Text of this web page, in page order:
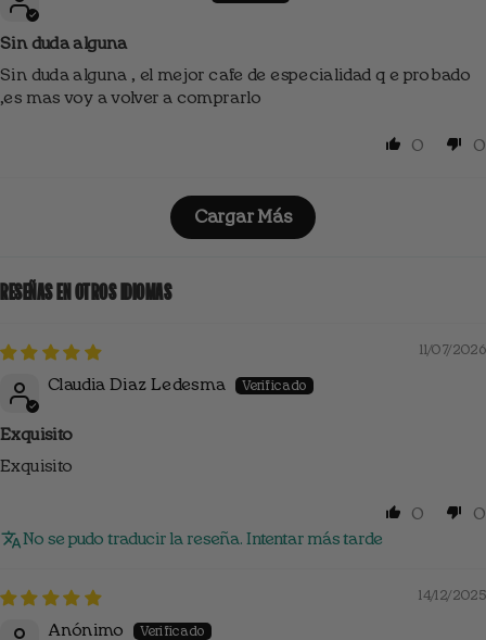
Sin duda alguna
Sin duda alguna , el mejor cafe de especialidad q e probado
,es mas voy a volver a comprarlo
0 0
Cargar Más
RESEÑAS EN OTROS IDIOMAS
11/07/2026
Claudia Diaz Ledesma
Exquisito
Exquisito
0
0
No se pudo traducir la reseña. Intentar más tarde
14/12/2025
Anónimo